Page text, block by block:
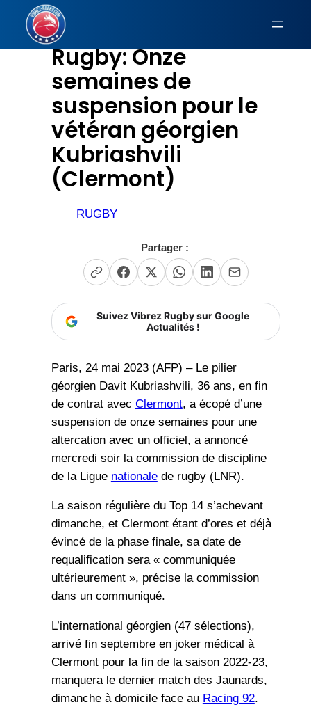
Aller
contenu Rugby: Onze
semaines de
suspension pour le
vétéran géorgien
Kubriashvili
(Clermont)
RUGBY
Partager :
Suivez Vibrez Rugby sur Google
Actualités !
Paris, 24 mai 2023 (AFP) – Le pilier
géorgien Davit Kubriashvili, 36 ans, en fin
de contrat avec Clermont, a écopé d’une
suspension de onze semaines pour une
altercation avec un officiel, a annoncé
mercredi soir la commission de discipline
de la Ligue nationalede rugby (LNR).
La saison régulière du Top 14 s’achevant
dimanche, et Clermont étant d’ores et déjà
évincé de la phase finale, sa date de
requalification sera « communiquée
ultérieurement », précise la commission
dans un communiqué.
L’international géorgien (47 sélections),
arrivé fin septembre en joker médical à
Clermont pour la fin de la saison 2022-23,
manquera le dernier match des Jaunards,
dimanche à domicile face au Racing 92.